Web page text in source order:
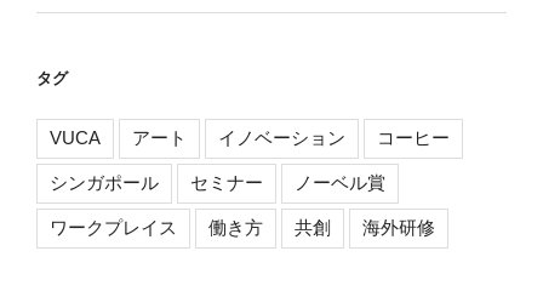
タグ
VUCA アート イノベーション コーヒー
シンガポール セミナー ノーベル賞
ワークプレイス 働き方 共創 海外研修